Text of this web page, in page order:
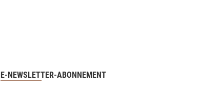
E-NEWSLETTER-ABONNEMENT